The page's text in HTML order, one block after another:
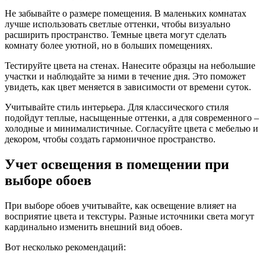
Не забывайте о размере помещения. В маленьких комнатах
лучше использовать светлые оттенки, чтобы визуально
расширить пространство. Темные цвета могут сделать
комнату более уютной, но в больших помещениях.
Тестируйте цвета на стенах. Нанесите образцы на небольшие
участки и наблюдайте за ними в течение дня. Это поможет
увидеть, как цвет меняется в зависимости от времени суток.
Учитывайте стиль интерьера. Для классического стиля
подойдут теплые, насыщенные оттенки, а для современного –
холодные и минималистичные. Согласуйте цвета с мебелью и
декором, чтобы создать гармоничное пространство.
Учет освещения в помещении при
выборе обоев
При выборе обоев учитывайте, как освещение влияет на
восприятие цвета и текстуры. Разные источники света могут
кардинально изменить внешний вид обоев.
Вот несколько рекомендаций: